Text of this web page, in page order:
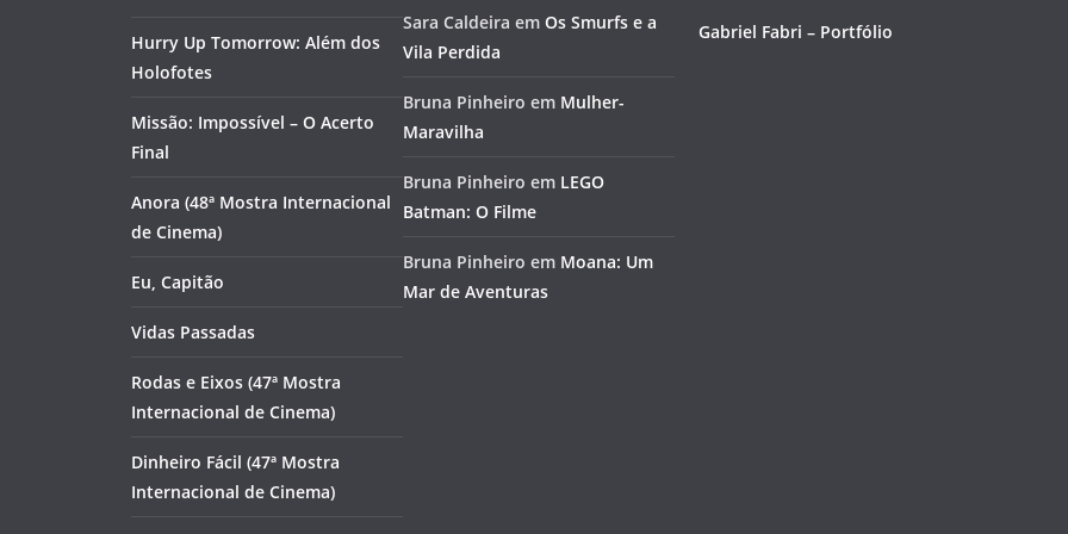
Hurry Up Tomorrow: Além dos
Holofotes
Missão: Impossível – O Acerto
Final
Anora (48ª Mostra Internacional
de Cinema)
Eu, Capitão
Vidas Passadas
Rodas e Eixos (47ª Mostra
Internacional de Cinema)
Dinheiro Fácil (47ª Mostra
Internacional de Cinema)
Sara Caldeira em Os Smurfs e a
Vila Perdida
Bruna Pinheiro em Mulher-
Maravilha
Bruna Pinheiro em LEGO
Batman: O Filme
Bruna Pinheiro em Moana: Um
Mar de Aventuras
Gabriel Fabri – Portfólio